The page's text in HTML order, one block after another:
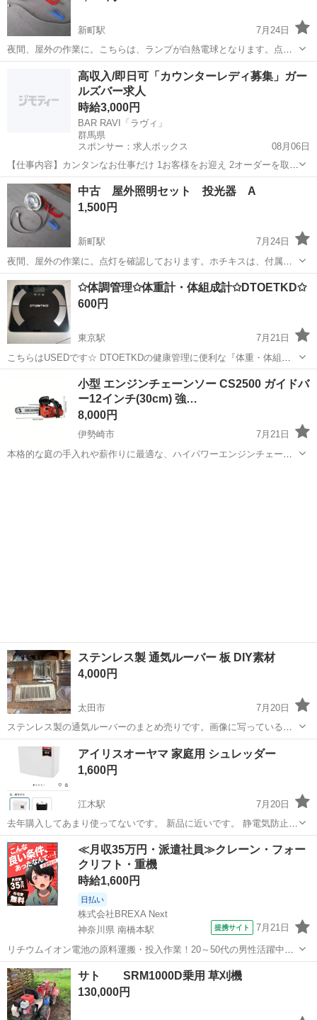
新町駅
7月24日
夜間、屋外の作業に。こちらは、ランプが白熱電球となります。点灯
を確認しております。ホチキスは、付属しません。経年の汚れや錆が
佐波郡 新町駅 生活家電 屋外
高収入/即日可「カウンターレディ募集」ガー
ルズバー求人
時給3,000円
BAR RAVI「ラヴィ」
群馬県
スポンサー：求人ボックス
08月06日
【仕事内容】カンタンなお仕事だけ 1お客様をお迎え 2オーダーを取っ
てお酒を提供! 3みんなで楽しくおしゃべり ↑ホントにこれだけです お
酒の作り方はしっかり教えるから安心してね! おしゃべり好きなお客さ
んばっかりだから、笑顔で相...
アルバイト・パート
中古 屋外照明セット 投光器 A
1,500円
新町駅
7月24日
夜間、屋外の作業に。点灯を確認しております。ホチキスは、付属し
ません。経年の汚れや錆があります。
群馬 佐波郡 新町駅 生活家電 屋外
✩体調管理✩体重計・体組成計✩DTOETKD✩
600円
東京駅
7月21日
こちらはUSEDです☆ DTOETKDの健康管理に便利な『体重・体組成
計』です✩ 体重、体脂肪率、体水分率、推定骨量、内蔵脂肪レベル、
BMIなどを測定して健康管理に役立ちます✩ 健康管理１０人まで登録
可能です✩ 本体...
東京駅
小型 エンジンチェーンソー CS2500 ガイドバ
ー12インチ(30cm) 強…
8,000円
伊勢崎市
7月21日
本格的な庭の手入れや薪作りに最適な、ハイパワーエンジンチェーン
ステンレス製 通気ルーバー 板 DIY素材
4,000円
太田市
7月20日
ステンレス製の通気ルーバーのまとめ売りです。画像に写っているも
のが全てとなります。表面には保管に伴う細かなスレや汚れがある場
合があり細長いした真ん中に写っているものと上真ん中に写っている2
枚は既に使用したもので切ったものもあ...
群馬 太田市 生活家電 ルーバー
アイリスオーヤマ 家庭用 シュレッダー
1,600円
江木駅
7月20日
去年購入してあまり使ってないです。 新品に近いです。 静電気防止ス
プレーをかけました。
群馬 前橋市 江木駅 生活家電
≪月収35万円・派遣社員≫クレーン・フォー
クリフト・重機
時給1,600円
日払い
株式会社BREXA Next
神奈川県 南橋本駅
提携サイト 7月21日
リチウムイオン電池の原料運搬・投入作業！20～50代の男性活躍中★
ワンルーム寮完備！赴任旅費会社負担！年間休日130日★フォークリフ
ト免許お持ちの方、活躍中！就業先食堂利用可★《神奈川県相模原
市》 人気の工場のお仕事 ◇電...
神奈川 相模原市 その他
サト SRM1000D乗用 草刈機
130,000円